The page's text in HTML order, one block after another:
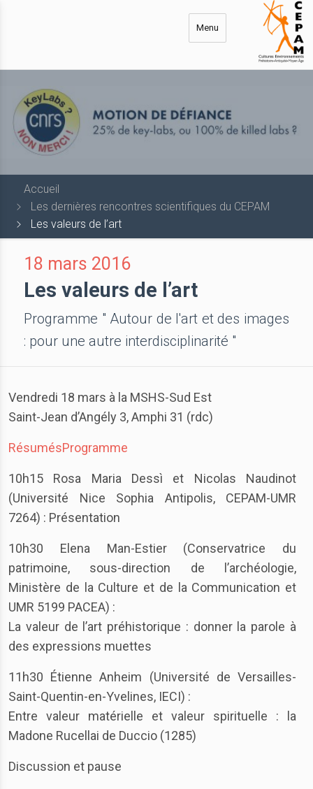
Menu
Accueil
Les dernières rencontres scientifiques du CEPAM
Les valeurs de l’art
18 mars 2016
Les valeurs de l’art
Programme " Autour de l'art et des images
: pour une autre interdisciplinarité "
Vendredi 18 mars à la MSHS-Sud Est
Saint-Jean d’Angély 3, Amphi 31 (rdc)
RésumésProgramme
10h15 Rosa Maria Dessì et Nicolas Naudinot
(Université Nice Sophia Antipolis, CEPAM-UMR
7264) : Présentation
10h30 Elena Man-Estier (Conservatrice du
patrimoine, sous-direction de l’archéologie,
Ministère de la Culture et de la Communication et
UMR 5199 PACEA) :
La valeur de l’art préhistorique : donner la parole à
des expressions muettes
11h30 Étienne Anheim (Université de Versailles-
Saint-Quentin-en-Yvelines, IECI) :
Entre valeur matérielle et valeur spirituelle : la
Madone Rucellai de Duccio (1285)
Discussion et pause